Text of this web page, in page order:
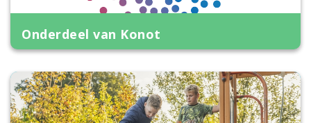
Onderdeel van Konot